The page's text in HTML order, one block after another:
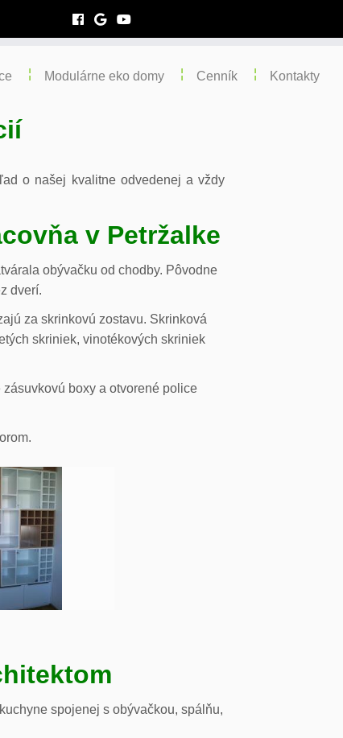
Modulárne eko domy Cenník Kontakty
o našej kvalitne odvedenej a vždy
v Petržalke
obývačku od chodby. Pôvodne
dverí.
za skrinkovú zostavu. Skrinková
skriniek, vinotékových skriniek
boxy a otvorené police
spojenej s obývačkou, spálňu,